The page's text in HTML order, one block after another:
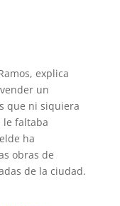
explica
un
que ni siquiera
le faltaba
ha
obras de
de la ciudad.